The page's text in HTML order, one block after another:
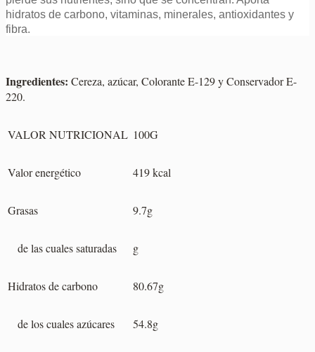
hidratos de carbono, vitaminas, minerales, antioxidantes y
fibra.
Ingredientes: Cereza, azúcar, Colorante E-129 y Conservador E-
220.
VALOR NUTRICIONAL 100G
Valor energético 419 kcal
Grasas 9.7g
de las cuales saturadas g
Hidratos de carbono 80.67g
de los cuales azúcares 54.8g